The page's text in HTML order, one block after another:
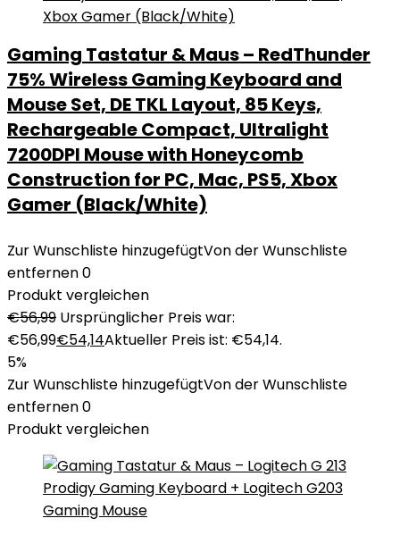
Gaming Tastatur & Maus – RedThunder
75% Wireless Gaming Keyboard and
Mouse Set, DE TKL Layout, 85 Keys,
Rechargeable Compact, Ultralight
7200DPI Mouse with Honeycomb
Construction for PC, Mac, PS5, Xbox
Gamer (Black/White)
Zur Wunschliste hinzugefügtVon der Wunschliste
entfernen0
Produkt vergleichen
€56,99 Ursprünglicher Preis war:
€56,99€54,14Aktueller Preis ist: €54,14.
5%
Zur Wunschliste hinzugefügtVon der Wunschliste
entfernen0
Produkt vergleichen